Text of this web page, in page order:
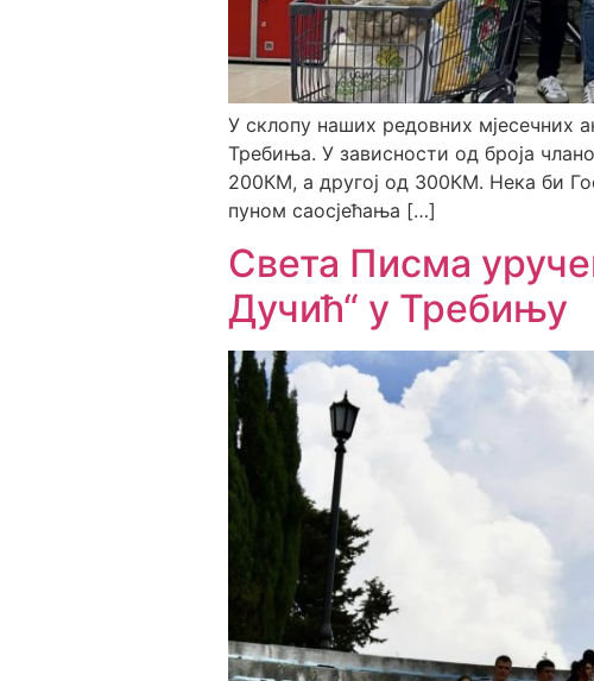
У склопу наших редовних мјесечних
Требиња. У зависности од броја
200КМ, а другој од 300КМ. Нека би
пуном саосјећања […]
Света Писма
Дучић“ у Требињу